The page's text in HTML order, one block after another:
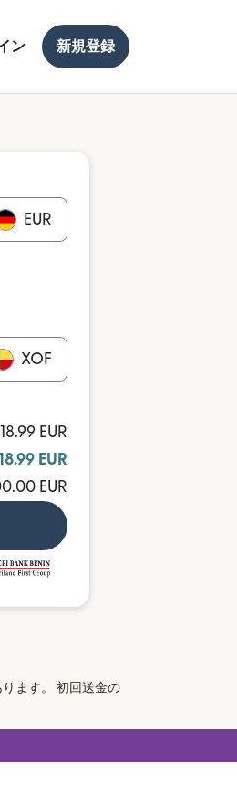
ン 新規登録
EUR
XOF
18.99 EUR
EUR
EUR
ます。 初回送金の